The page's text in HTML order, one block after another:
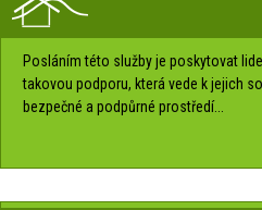
Posláním této služby je poskytovat
takovou podporu, která vede k jejich
bezpečné a podpůrné prostředí...